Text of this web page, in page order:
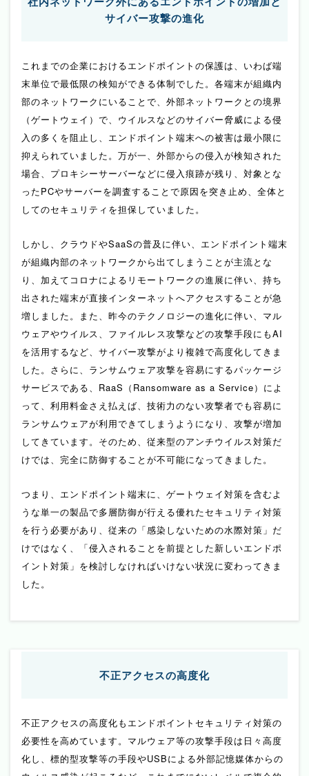
サイバー攻撃の進化
これまでの企業におけるエンドポイントの保護は、いわば端
末単位で最低限の検知ができる体制でした。各端末が組織内
部のネットワークにいることで、外部ネットワークとの境界
（ゲートウェイ）で、ウイルスなどのサイバー脅威による侵
入の多くを阻止し、エンドポイント端末への被害は最小限に
抑えられていました。万が一、外部からの侵入が検知された
場合、プロキシーサーバーなどに侵入痕跡が残り、対象とな
ったPCやサーバーを調査することで原因を突き止め、全体と
してのセキュリティを担保していました。
しかし、クラウドやSaaSの普及に伴い、エンドポイント端末
が組織内部のネットワークから出てしまうことが主流とな
り、加えてコロナによるリモートワークの進展に伴い、持ち
出された端末が直接インターネットへアクセスすることが急
増しました。また、昨今のテクノロジーの進化に伴い、マル
ウェアやウイルス、ファイルレス攻撃などの攻撃手段にもAI
を活用するなど、サイバー攻撃がより複雑で高度化してきま
した。さらに、ランサムウェア攻撃を容易にするパッケージ
サービスである、RaaS（Ransomware as a Service）によ
って、利用料金さえ払えば、技術力のない攻撃者でも容易に
ランサムウェアが利用できてしまうようになり、攻撃が増加
してきています。そのため、従来型のアンチウイルス対策だ
けでは、完全に防御することが不可能になってきました。
つまり、エンドポイント端末に、ゲートウェイ対策を含むよ
うな単一の製品で多層防御が行える優れたセキュリティ対策
を行う必要があり、従来の「感染しないための水際対策」だ
けではなく、「侵入されることを前提とした新しいエンドポ
イント対策」を検討しなければいけない状況に変わってきま
した。
不正アクセスの高度化
不正アクセスの高度化もエンドポイントセキュリティ対策の
必要性を高めています。マルウェア等の攻撃手段は日々高度
化し、標的型攻撃等の手段やUSBによる外部記憶媒体からの